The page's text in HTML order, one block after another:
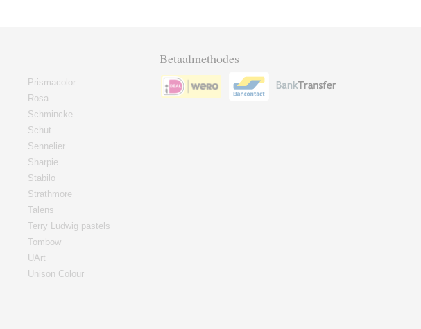
Prismacolor
Rosa
Schmincke
Schut
Sennelier
Sharpie
Stabilo
Strathmore
Talens
Terry Ludwig pastels
Tombow
UArt
Unison Colour
Betaalmethodes